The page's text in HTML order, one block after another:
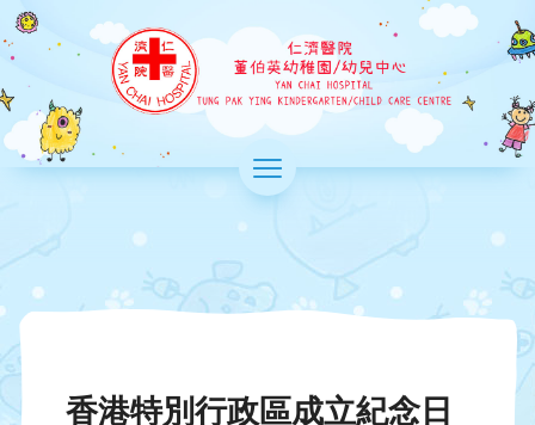
Skip
to
main
content
>
換
選
單
仁
濟
院
英
園/
香港特別行政區成立紀念日